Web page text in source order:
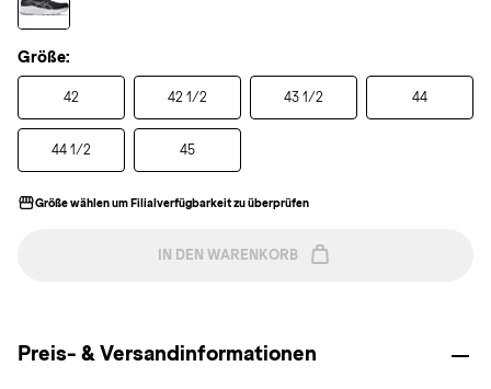
Größe:
42 42 1/2 43 1/2 44
44 1/2 45
Größe wählen um Filialverfügbarkeit zu überprüfen
IN DEN WARENKORB
Preis- & Versandinformationen